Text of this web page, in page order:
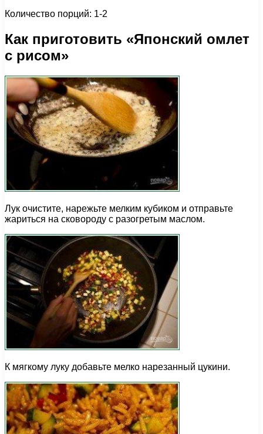
Количество порций: 1-2
Как приготовить «Японский омлет
с рисом»
Лук очистите, нарежьте мелким кубиком и отправьте
жариться на сковороду с разогретым маслом.
К мягкому луку добавьте мелко нарезанный цукини.